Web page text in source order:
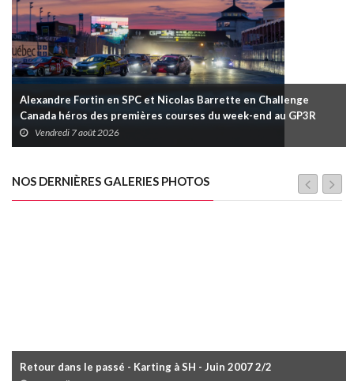
Alexandre Fortin en SPC et Nicolas Barrette en Challenge
Canada héros des premières courses du week-end au GP3R
Vendredi 7 août 2026
NOS DERNIÈRES GALERIES PHOTOS
Retour dans le passé - Karting à SH - Juin 2007 2/2